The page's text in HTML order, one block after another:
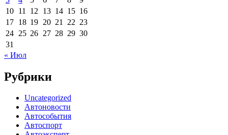
10 11 12 13 14 15 16
17 18 19 20 21 22 23
24 25 26 27 28 29 30
31
« Июл
Рубрики
Uncategorized
Автоновости
Автособытия
Автоспорт